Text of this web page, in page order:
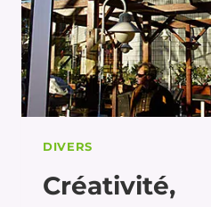
DIVERS
Créativité,